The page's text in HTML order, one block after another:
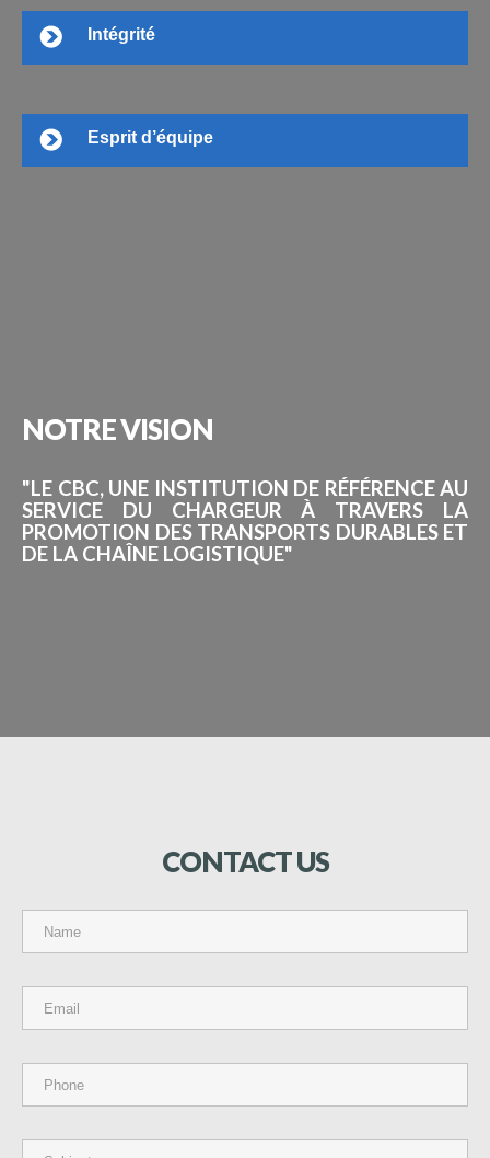
Intégrité
Esprit d’équipe
NOTREVISION
"LE CBC, UNE INSTITUTION DE RÉFÉRENCE AU
SERVICE DU CHARGEUR À TRAVERS LA
PROMOTION DES TRANSPORTS DURABLES ET
DE LA CHAÎNE LOGISTIQUE"
CONTACTUS